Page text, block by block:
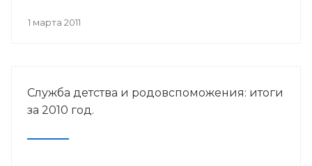
1 марта 2011
Служба детства и родовспоможения: итоги
за 2010 год.